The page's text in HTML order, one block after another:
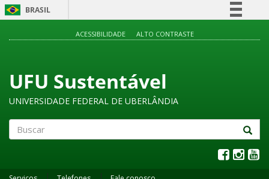
BRASIL
Acesso à informação
Legislação
Canais
ACESSIBILIDADE ALTO CONTRASTE
UFU Sustentável
UNIVERSIDADE FEDERAL DE UBERLÂNDIA